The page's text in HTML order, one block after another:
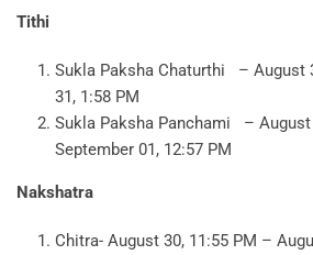
Tithi
Sukla Paksha Chaturthi – August
31, 1:58 PM
Sukla Paksha Panchami – August
September 01, 12:57 PM
Nakshatra
Chitra- August 30, 11:55 PM –